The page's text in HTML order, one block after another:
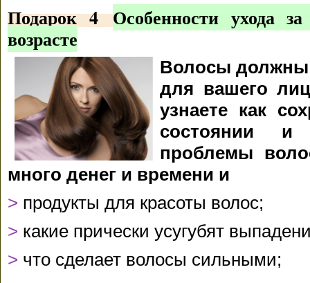
Подарок 4Особенности ухода
возрасте
Волосы должны
для вашего
узнаете как
состоянии и
проблемы
много денег и времени и
> продукты для красоты волос;
> какие прически усугубят
> что сделает волосы сильными;